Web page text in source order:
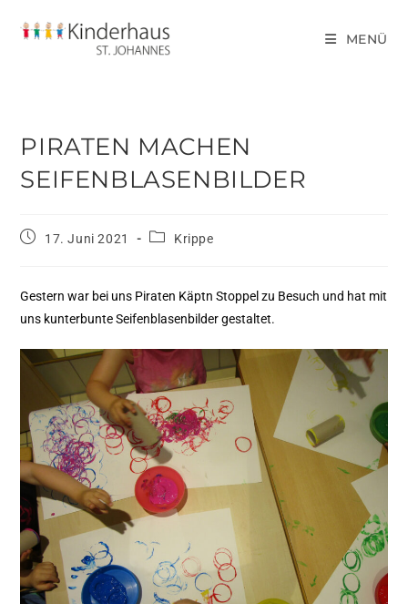
MENÜ
PIRATEN MACHEN
SEIFENBLASENBILDER
17. Juni 2021 Krippe
Gestern war bei uns Piraten Käptn Stoppel zu Besuch und hat mit
uns kunterbunte Seifenblasenbilder gestaltet.